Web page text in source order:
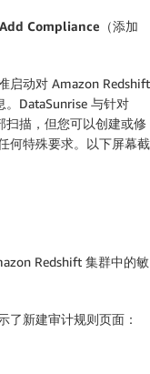
Add Compliance（添加
启动对 Amazon Redshift
。DataSunrise 与针对
扫描，但您可以创建或修
何特殊要求。以下屏幕截
Redshift 集群中的敏
了新建审计规则页面：